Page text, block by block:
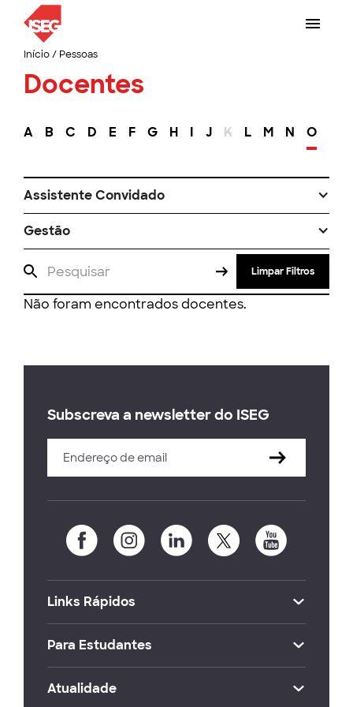
Início/ Pessoas
Docentes
A B C D E F G H I J K L M N O
Assistente Convidado
Gestão
Limpar Filtros
Não foram encontrados docentes.
Subscreva a newsletter do ISEG
Links Rápidos
Para Estudantes
Atualidade